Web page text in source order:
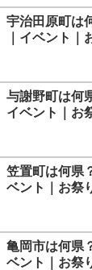
宇治田原町は
｜イベント｜
与謝野町は何
イベント｜お
笠置町は何県
ベント｜お祭
亀岡市は何県
ベント｜お祭